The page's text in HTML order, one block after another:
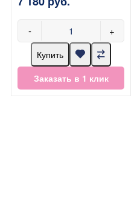
- +
Купить
Заказать в 1 клик